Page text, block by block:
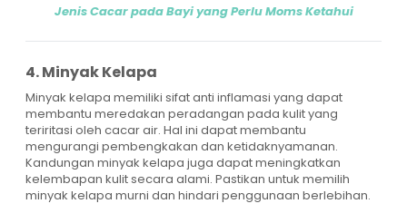
Jenis Cacar pada Bayi yang Perlu Moms Ketahui
4. Minyak Kelapa
Minyak kelapa memiliki sifat anti inflamasi yang dapat
membantu meredakan peradangan pada kulit yang
teriritasi oleh cacar air. Hal ini dapat membantu
mengurangi pembengkakan dan ketidaknyamanan.
Kandungan minyak kelapa juga dapat meningkatkan
kelembapan kulit secara alami. Pastikan untuk memilih
minyak kelapa murni dan hindari penggunaan berlebihan.